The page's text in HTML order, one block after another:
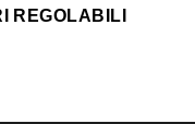
REGOLABILI